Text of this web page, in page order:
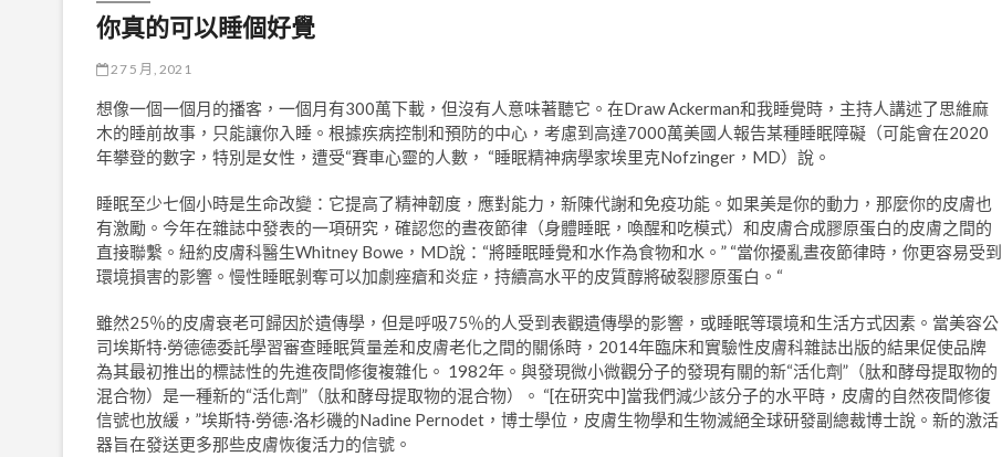
你真的可以睡個好覺
27 5 月, 2021
想像一個一個月的播客，一個月有300萬下載，但沒有人意味著聽它。在Draw Ackerman和我睡覺時，主持人講述了思維麻
木的睡前故事，只能讓你入睡。根據疾病控制和預防的中心，考慮到高達7000萬美國人報告某種睡眠障礙（可能會在2020
年攀登的數字，特別是女性，遭受“賽車心靈的人數， “睡眠精神病學家埃里克Nofzinger，MD）說。
睡眠至少七個小時是生命改變：它提高了精神韌度，應對能力，新陳代謝和免疫功能。如果美是你的動力，那麼你的皮膚也
有激勵。今年在雜誌中發表的一項研究，確認您的晝夜節律（身體睡眠，喚醒和吃模式）和皮膚合成膠原蛋白的皮膚之間的
直接聯繫。紐約皮膚科醫生Whitney Bowe，MD說：“將睡眠睡覺和水作為食物和水。” “當你擾亂晝夜節律時，你更容易受到
環境損害的影響。慢性睡眠剝奪可以加劇痤瘡和炎症，持續高水平的皮質醇將破裂膠原蛋白。“
雖然25％的皮膚衰老可歸因於遺傳學，但是呼吸75％的人受到表觀遺傳學的影響，或睡眠等環境和生活方式因素。當美容公
司埃斯特·勞德德委託學習審查睡眠質量差和皮膚老化之間的關係時，2014年臨床和實驗性皮膚科雜誌出版的結果促使品牌
為其最初推出的標誌性的先進夜間修復複雜化。 1982年。與發現微小微觀分子的發現有關的新“活化劑”（肽和酵母提取物的
混合物）是一種新的“活化劑”（肽和酵母提取物的混合物）。 “[在研究中]當我們減少該分子的水平時，皮膚的自然夜間修復
信號也放緩，”埃斯特·勞德·洛杉磯的Nadine Pernodet，博士學位，皮膚生物學和生物滅絕全球研發副總裁博士說。新的激活
器旨在發送更多那些皮膚恢復活力的信號。